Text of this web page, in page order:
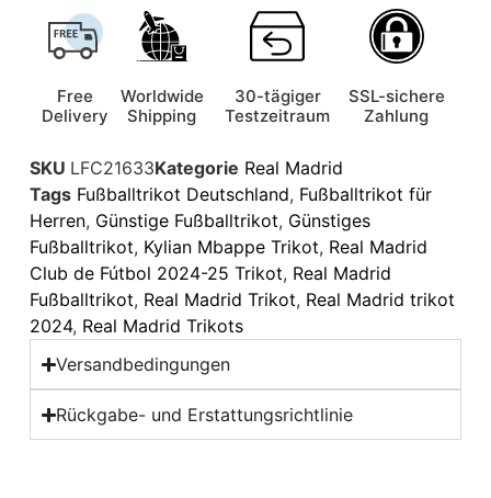
Free
Delivery
Worldwide
Shipping
30-tägiger
Testzeitraum
SSL-sichere
Zahlung
SKU LFC21633Kategorie Real Madrid
Tags Fußballtrikot Deutschland, Fußballtrikot für
Herren, Günstige Fußballtrikot, Günstiges
Fußballtrikot, Kylian Mbappe Trikot, Real Madrid
Club de Fútbol 2024-25 Trikot, Real Madrid
Fußballtrikot, Real Madrid Trikot, Real Madrid trikot
2024, Real Madrid Trikots
Versandbedingungen
Rückgabe- und Erstattungsrichtlinie